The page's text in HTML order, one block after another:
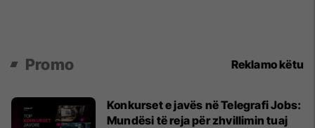
Promo Reklamo këtu
Konkurset e javës në Telegrafi Jobs:
Mundësi të reja për zhvillimin tuaj